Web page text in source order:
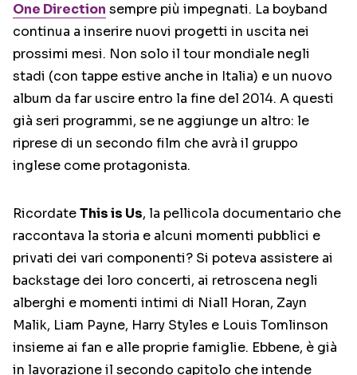
One Direction sempre più impegnati. La boyband
continua a inserire nuovi progetti in uscita nei
prossimi mesi. Non solo il tour mondiale negli
stadi (con tappe estive anche in Italia) e un nuovo
album da far uscire entro la fine del 2014. A questi
già seri programmi, se ne aggiunge un altro: le
riprese di un secondo film che avrà il gruppo
inglese come protagonista.
RicordateThis is Us, la pellicola documentario che
raccontava la storia e alcuni momenti pubblici e
privati dei vari componenti? Si poteva assistere ai
backstage dei loro concerti, ai retroscena negli
alberghi e momenti intimi di Niall Horan, Zayn
Malik, Liam Payne, Harry Styles e Louis Tomlinson
insieme ai fan e alle proprie famiglie. Ebbene, è già
in lavorazione il secondo capitolo che intende